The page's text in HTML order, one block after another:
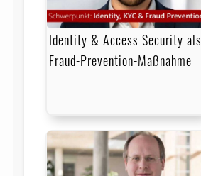
Identity & Access Security als
Fraud-Prevention-Maßnahme